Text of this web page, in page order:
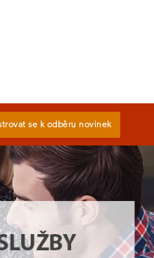
se k odběru novinek